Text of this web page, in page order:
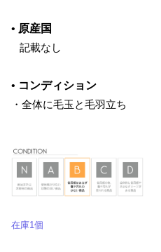
• 原産国
‌ 記載なし
• コンディション
・全体に毛玉と毛羽立ち
在庫1個